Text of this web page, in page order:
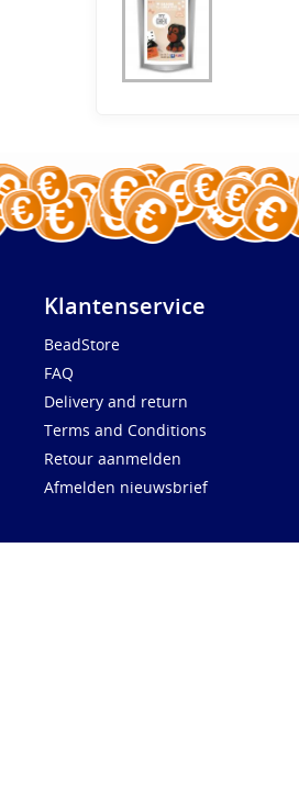
Klantenservice
BeadStore
FAQ
Delivery and return
Terms and Conditions
Retour aanmelden
Afmelden nieuwsbrief